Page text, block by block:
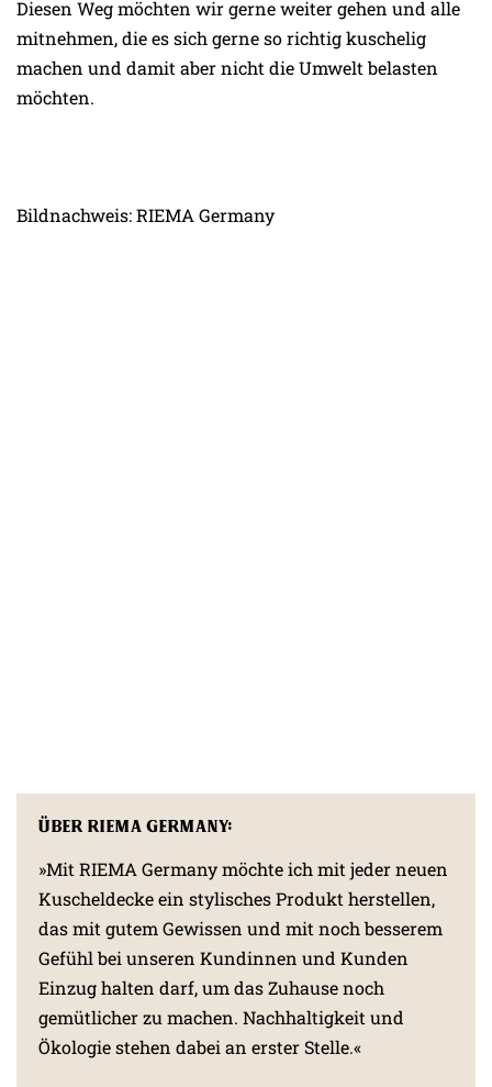
Diesen Weg möchten wir gerne weiter gehen und alle
mitnehmen, die es sich gerne so richtig kuschelig
machen und damit aber nicht die Umwelt belasten
möchten.
Bildnachweis: RIEMA Germany
Über RIEMA Germany:
»Mit RIEMA Germany möchte ich mit jeder neuen
Kuscheldecke ein stylisches Produkt herstellen,
das mit gutem Gewissen und mit noch besserem
Gefühl bei unseren Kundinnen und Kunden
Einzug halten darf, um das Zuhause noch
gemütlicher zu machen. Nachhaltigkeit und
Ökologie stehen dabei an erster Stelle.«